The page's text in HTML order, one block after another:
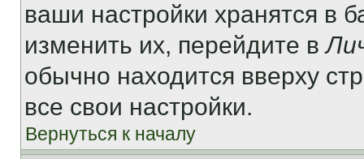
ваши настройки хранятся в
изменить их, перейдите в
обычно находится вверху
все свои настройки.
Вернуться к началу